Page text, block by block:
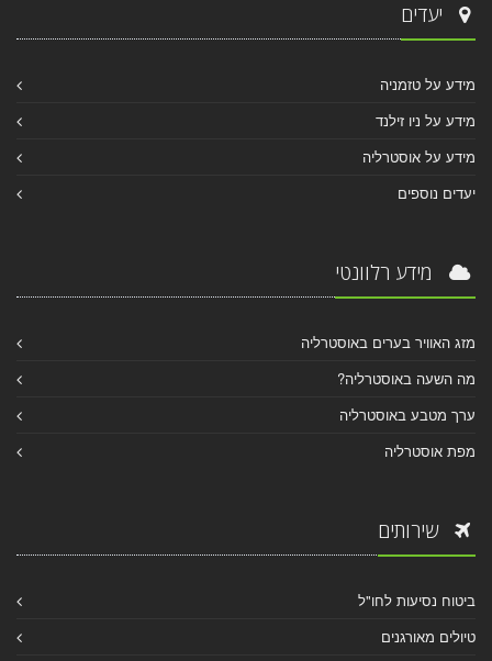
יעדים
מידע על טזמניה
מידע על ניו זילנד
מידע על אוסטרליה
יעדים נוספים
מידע רלוונטי
מזג האוויר בערים באוסטרליה
מה השעה באוסטרליה?
ערך מטבע באוסטרליה
מפת אוסטרליה
שירותים
ביטוח נסיעות לחו"ל
טיולים מאורגנים